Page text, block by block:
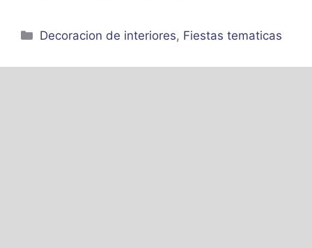
Categorías
Decoracion de interiores, Fiestas tematicas